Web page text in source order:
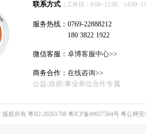
联系方式 （工作日：9:00~12:00、
服务热线：0769-22888212
180 3822 1922
微信客服： 卓博客服中心>>
商务合作： 在线咨询>>
公益/政府/事业单位合作专属
版权所有 粤B2-20261708 粤ICP备09027564号 粤公网安